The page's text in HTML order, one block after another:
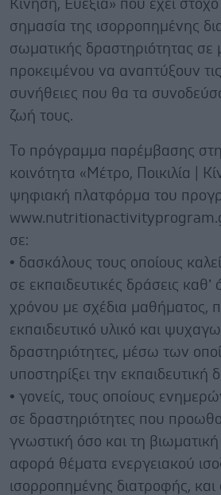
Κίνηση, Ευεξία» που έχει
σημασία της ισορροπημένης
σωματικής δραστηριότητας σε
προκειμένου να αναπτύξουν
συνήθειες που θα τα
ζωή τους.
Tο πρόγραμμα παρέμβασης
κοινότητα «Μέτρο, Ποικιλία |
ψηφιακή πλατφόρμα του
σε:
• δασκάλους τους οποίους
σε εκπαιδευτικές δράσεις καθ’
χρόνου με σχέδια μαθήματος,
εκπαιδευτικό υλικό και
δραστηριότητες, μέσω των
υποστηρίξει την εκπαιδευτική
• γονείς, τους οποίους
σε δραστηριότητες που
γνωστική όσο και τη βιωματική
αφορά θέματα ενεργειακού
ισορροπημένης διατροφής, και